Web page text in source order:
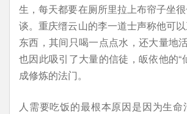
生，每天都要在厕所里拉上布帘子坐
谈。重庆缙云山的李一道士声称他可
东西，其间只喝一点点水，还大量地
也因此吸引了大量的信徒，皈依他的“
成修炼的法门。
人需要吃饭的最根本原因是因为生